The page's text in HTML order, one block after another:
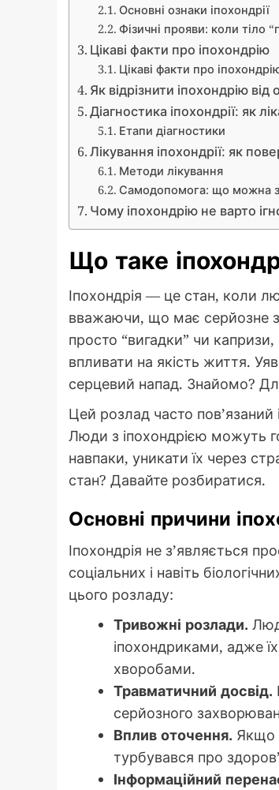
Основні ознаки іпохондрії
Фізичні прояви: коли тіло
Цікаві факти про іпохондрію
Цікаві факти про
Як відрізнити іпохондрію
Діагностика іпохондрії: як
Етапи діагностики
Лікування іпохондрії: як
Методи лікування
Самодопомога: що можна
Чому іпохондрію не варто
Що таке
Іпохондрія — це стан, коли
вважаючи, що має серйозне
просто “вигадки” чи
впливати на якість життя.
серцевий напад. Знайомо?
Цей розлад часто
Люди з іпохондрією можуть
навпаки, уникати їх через
стан? Давайте розбиратися.
Основні причини
Іпохондрія не з’являється
соціальних і навіть
цього розладу:
Тривожні розлади.
іпохондриками, адже
хворобами.
Травматичний досвід.
серйозного
Вплив оточення. Якщо
турбувався про
Інформаційний